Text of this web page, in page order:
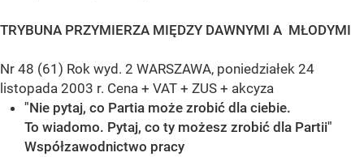
TRYBUNA PRZYMIERZA MIĘDZY DAWNYMI A MŁODYMI
Nr 48 (61) Rok wyd. 2 WARSZAWA, poniedziałek 24
listopada 2003 r. Cena + VAT + ZUS + akcyza
"Nie pytaj, co Partia może zrobić dla ciebie.
To wiadomo. Pytaj, co ty możesz zrobić dla Partii"
Współzawodnictwo pracy